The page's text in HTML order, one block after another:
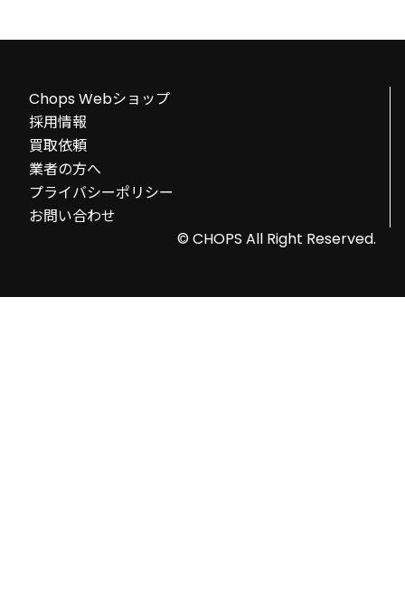
Chops Webショップ
採用情報
買取依頼
業者の方へ
プライバシーポリシー
お問い合わせ
© CHOPS All Right Reserved.